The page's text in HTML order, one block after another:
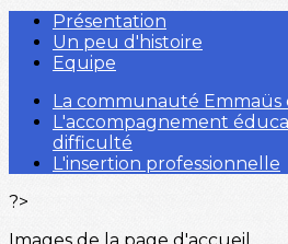
Présentation
Un peu d'histoire
Equipe
La communauté Emmaüs
L'accompagnement
difficulté
L'insertion professionnelle
?>